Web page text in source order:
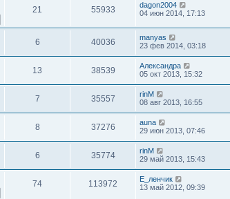
21 55933
dagon2004
04 июн 2014, 17:13
6 40036
manyas
23 фев 2014, 03:18
13 38539
Александра
05 окт 2013, 15:32
7 35557
rinM
08 авг 2013, 16:55
8 37276
auna
29 июн 2013, 07:46
6 35774
rinM
29 май 2013, 15:43
74 113972
Е_ленчик
13 май 2012, 09:39